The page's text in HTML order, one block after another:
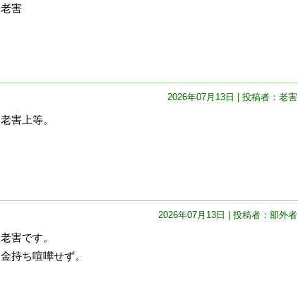
老害
2026年07月13日 | 投稿者：老害
老害上等。
2026年07月13日 | 投稿者：部外者
老害です。
金持ち喧嘩せず。